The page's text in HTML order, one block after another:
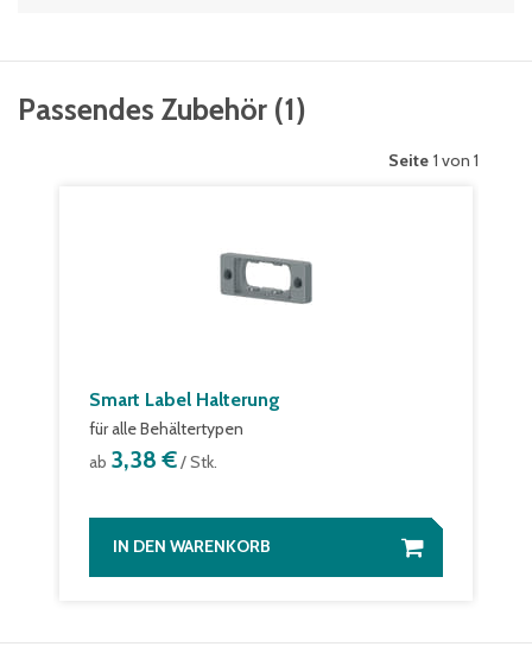
Passendes Zubehör (1)
Seite 1 von 1
Smart Label Halterung
für alle Behältertypen
ab 3,38 €/ Stk.
IN DEN WARENKORB